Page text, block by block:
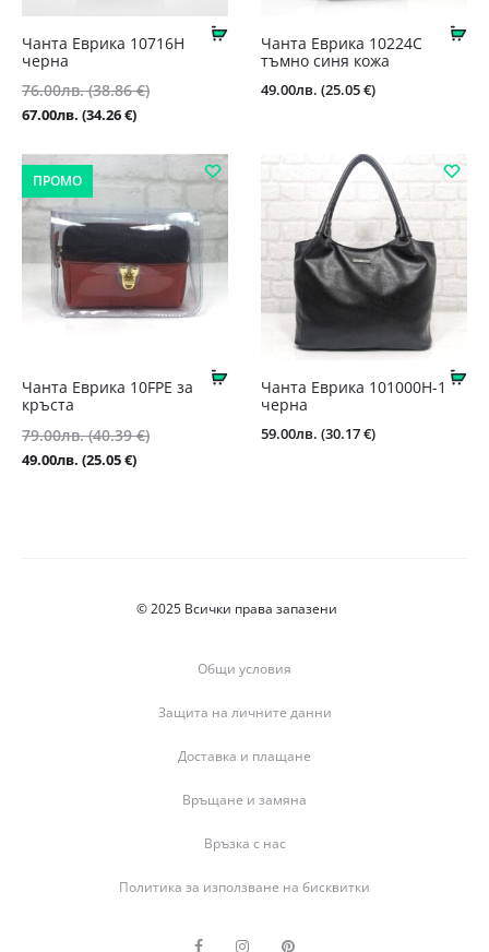
Купи
Чанта Еврика 10716Н
черна
76.00лв. (38.86 €)Original
76.00лв.
(38.86
67.00лв. (34.26 €)Текущата
67.00лв.
(34.26
€).
Чанта Еврика 10224С
тъмно синя кожа
49.00лв. (25.05 €)
ПРОМО
Купи
Чанта Еврика 10FPE за
кръста
79.00лв. (40.39 €)Original
49.00лв. (25.05 €)Текущата
Чанта Еврика 101000Н-1
черна
59.00лв. (30.17 €)
© 2025 Всички права запазени
Общи условия
Защита на личните данни
Доставка и плащане
Връщане и замяна
Връзка с нас
Политика за използване на бисквитки